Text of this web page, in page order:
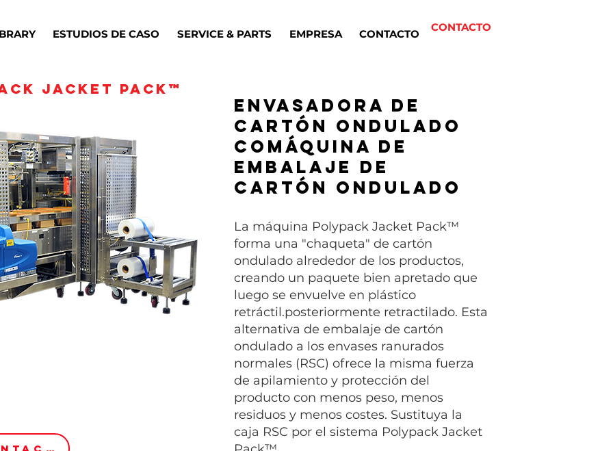
ESTUDIOS DE CASO SERVICE & PARTS EMPRESA CONTACTO
CONTACTO
JACKET PACK™
Envasadora de
cartón ondulado
co máquina de
embalaje de
cartón ondulado
La máquina Polypack Jacket Pack™
forma una "chaqueta" de cartón
ondulado alrededor de los productos,
creando un paquete bien apretado que
luego se envuelve en plástico
retráctil.posteriormente retractilado. Esta
alternativa de embalaje de cartón
ondulado a los envases ranurados
normales (RSC) ofrece la misma fuerza
de apilamiento y protección del
producto con menos peso, menos
residuos y menos costes. Sustituya la
caja RSC por el sistema Polypack Jacket